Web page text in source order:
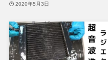
2020年5月3日